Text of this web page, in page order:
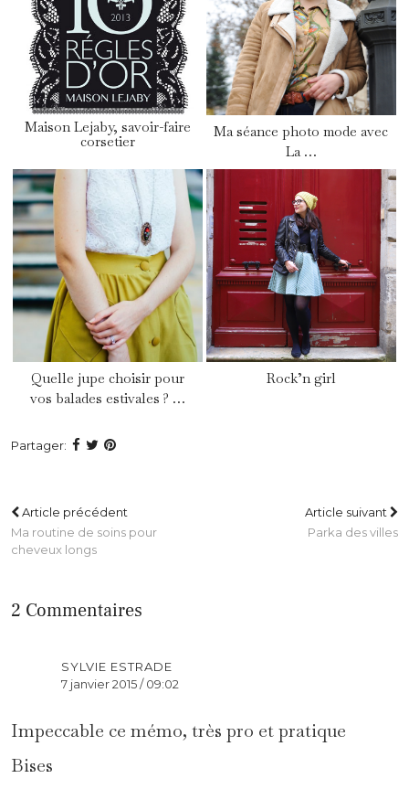
Maison Lejaby, savoir-faire
corsetier
Ma séance photo mode avec
La …
Quelle jupe choisir pour
vos balades estivales ? …
Rock’n girl
Partager:
Article précédent
Ma routine de soins pour
cheveux longs
Article suivant
Parka des villes
2 Commentaires
SYLVIE ESTRADE
7 janvier 2015 / 09:02
Impeccable ce mémo, très pro et pratique
Bises